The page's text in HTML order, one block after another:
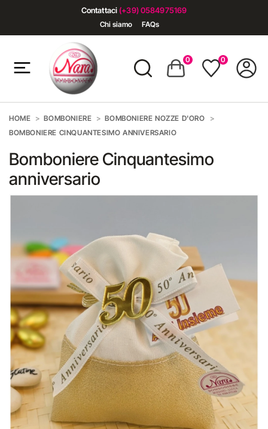
Contattaci (+39) 0584975169
Chi siamo FAQs
0 0
HOME BOMBONIERE
BOMBONIERE NOZZE D'ORO
BOMBONIERE CINQUANTESIMO ANNIVERSARIO
Bomboniere Cinquantesimo
anniversario